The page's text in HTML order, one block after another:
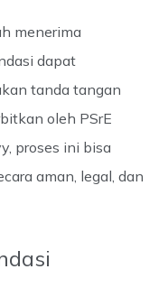
menerima
dapat
tanda tangan
oleh PSrE
proses ini bisa
aman, legal, dan